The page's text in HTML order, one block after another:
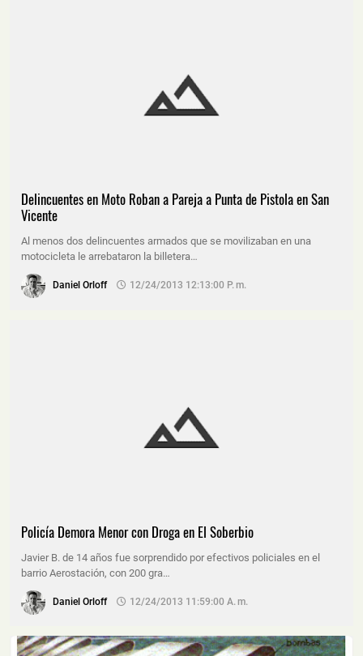
Delincuentes en Moto Roban a Pareja a Punta de Pistola en San
Vicente
Al menos dos delincuentes armados que se movilizaban en una
motocicleta le arrebataron la billetera…
Daniel Orloff 12/24/2013 12:13:00 P. M.
Policía Demora Menor con Droga en El Soberbio
Javier B. de 14 años fue sorprendido por efectivos policiales en el
barrio Aerostación, con 200 gra…
Daniel Orloff 12/24/2013 11:59:00 A. M.